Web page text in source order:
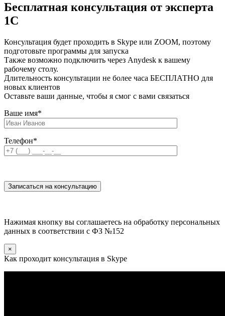
Бесплатная консультация от эксперта
1С
Консультация будет проходить в Skype или ZOOM, поэтому
подготовьте программы для запуска
Также возможно подключить через Anydesk к вашему
рабочему столу.
Длительность консультации не более часа БЕСПЛАТНО для
новых клиентов
Оставьте ваши данные, чтобы я смог с вами связаться
Ваше имя*
Телефон*
Нажимая кнопку вы соглашаетесь на обработку персональных
данных в соответствии с ФЗ №152
×
Как проходит консультация в Skype